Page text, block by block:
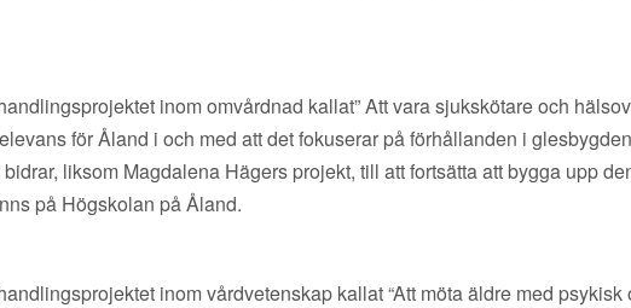
inom omvårdnad kallat” Att vara sjukskötare och
för Åland i och med att det fokuserar på förhållanden i
liksom Magdalena Hägers projekt, till att fortsätta att bygga upp
på Högskolan på Åland.
inom vårdvetenskap kallat “Att möta äldre med psykisk